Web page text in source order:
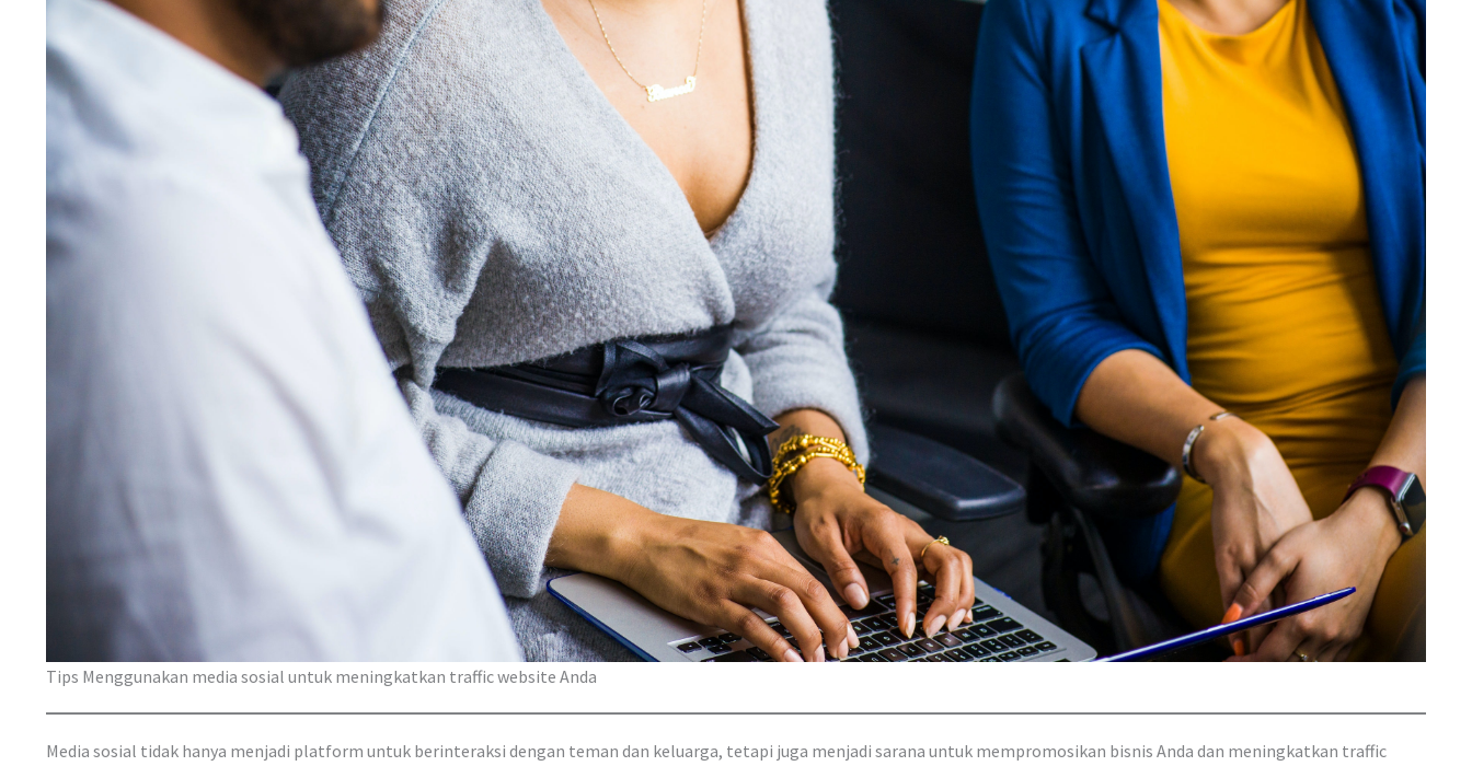
Tips Menggunakan media sosial untuk meningkatkan traffic website Anda
Media sosial tidak hanya menjadi platform untuk berinteraksi dengan teman dan keluarga, tetapi juga menjadi sarana untuk mempromosikan bisnis Anda dan meningkatkan traffic